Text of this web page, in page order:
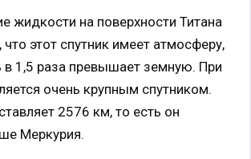
жидкости на поверхности Титана
что этот спутник имеет атмосферу,
в 1,5 раза превышает земную. При
очень крупным спутником.
2576 км, то есть он
Меркурия.